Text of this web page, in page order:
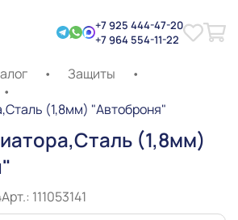
+7 925 444-47-20
+7 964 554-11-22
• Защиты
•
•
(1,8мм) "Автоброня"
(1,8мм)
Арт.: 111053141